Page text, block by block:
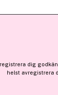
dig
helst avregistrera